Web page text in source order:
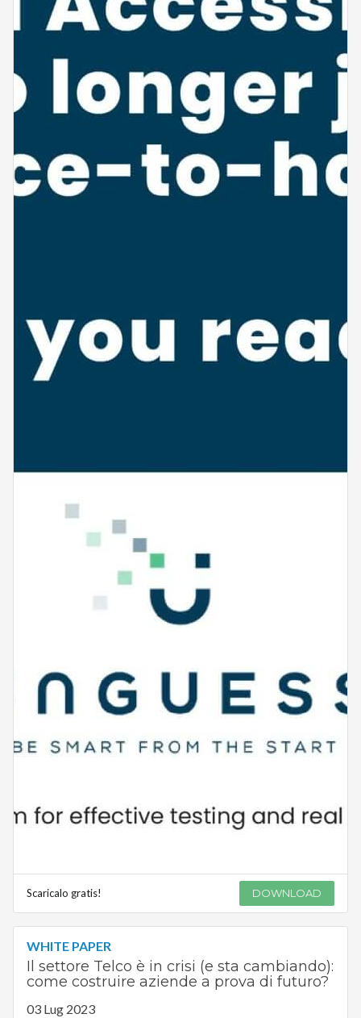
Scaricalo gratis! DOWNLOAD
WHITE PAPER
Il settore Telco è in crisi (e sta cambiando):
come costruire aziende a prova di futuro?
03 Lug 2023